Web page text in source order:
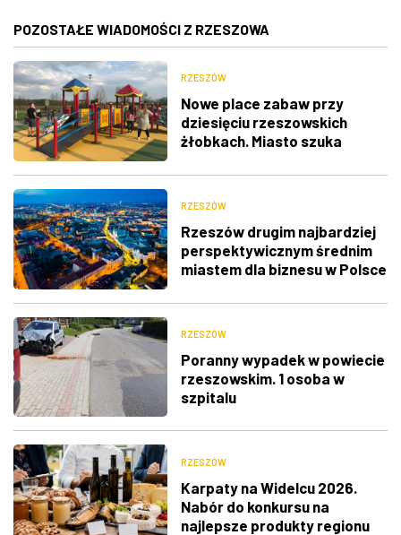
POZOSTAŁE WIADOMOŚCI Z RZESZOWA
RZESZÓW
Nowe place zabaw przy
dziesięciu rzeszowskich
żłobkach. Miasto szuka
RZESZÓW
Rzeszów drugim najbardziej
perspektywicznym średnim
miastem dla biznesu w Polsce
RZESZÓW
Poranny wypadek w powiecie
rzeszowskim. 1 osoba w
szpitalu
RZESZÓW
Karpaty na Widelcu 2026.
Nabór do konkursu na
najlepsze produkty regionu